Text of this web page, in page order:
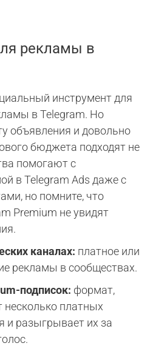
рекламы в
инструмент для
в Telegram. Но
объявления и довольно
бюджета подходят не
помогают с
в Telegram Ads даже с
но помните, что
Premium не увидят
каналах: платное или
рекламы в сообществах.
подписок: формат,
несколько платных
и разыгрывает их за